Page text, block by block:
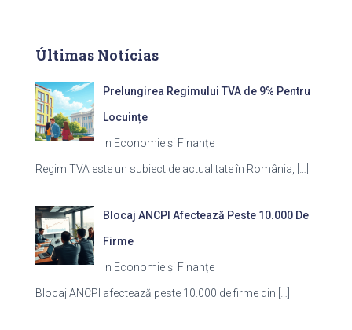
Últimas Notícias
Prelungirea Regimului TVA de 9% Pentru
Locuințe
In Economie și Finanțe
Regim TVA este un subiect de actualitate în România,
Blocaj ANCPI Afectează Peste 10.000 De
Firme
In Economie și Finanțe
Blocaj ANCPI afectează peste 10.000 de firme din